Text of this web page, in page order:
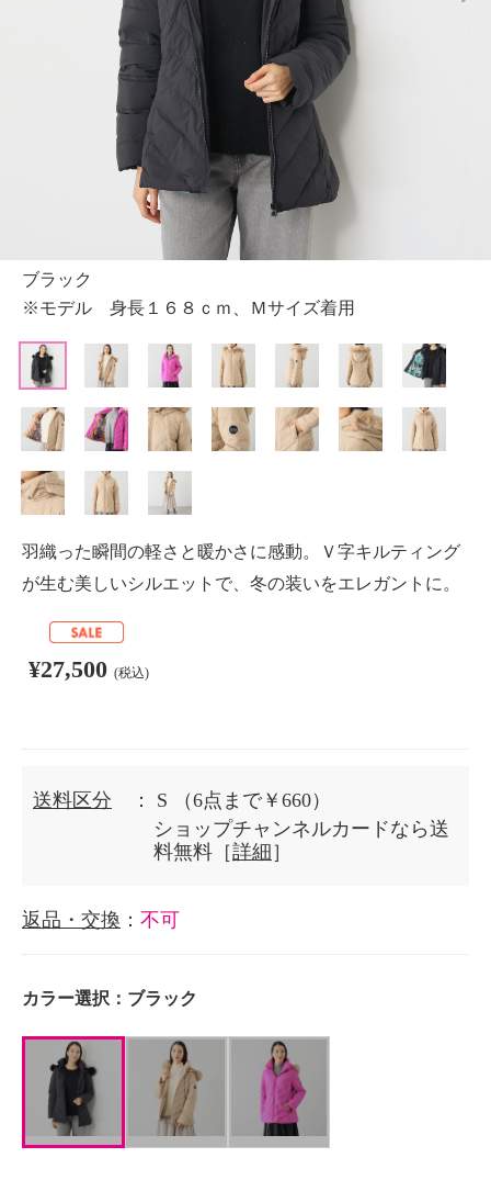
ブラック
※モデル 身長１６８ｃｍ、Ｍサイズ着用
羽織った瞬間の軽さと暖かさに感動。Ｖ字キルティング
が生む美しいシルエットで、冬の装いをエレガントに。
¥27,500 (税込)
送料区分 ： S
（6点まで￥660）
ショップチャンネルカードなら送
料無料［詳細 ］
返品・交換 ： 不可
カラー選択： ブラック